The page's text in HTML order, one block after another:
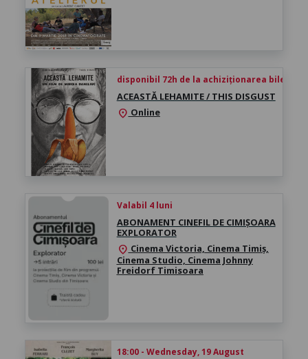
disponibil 72h de la achiziționarea biletului
ACEASTĂ LEHAMITE / THIS DISGUST
location_on Online
Valabil 4 luni
ABONAMENT CINEFIL DE CIMIȘOARA
EXPLORATOR
location_on Cinema Victoria, Cinema Timiș,
Cinema Studio, Cinema Johnny
Freidorf Timisoara
18:00 - Wednesday, 19 August